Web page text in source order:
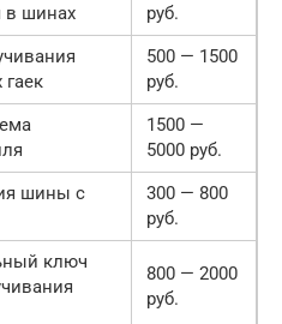
в шинах
руб.
500 — 1500
руб.
1500 —
5000 руб.
шины с
300 — 800
руб.
ключ
800 — 2000
руб.